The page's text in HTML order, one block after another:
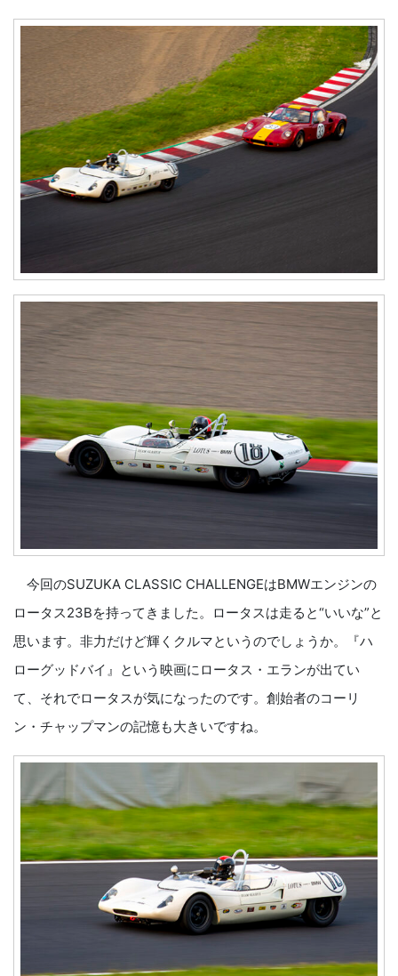
今回のSUZUKA CLASSIC CHALLENGEはBMWエンジンの
ロータス23Bを持ってきました。ロータスは走ると“いいな”と
思います。非力だけど輝くクルマというのでしょうか。『ハ
ローグッドバイ』という映画にロータス・エランが出てい
て、それでロータスが気になったのです。創始者のコーリ
ン・チャップマンの記憶も大きいですね。